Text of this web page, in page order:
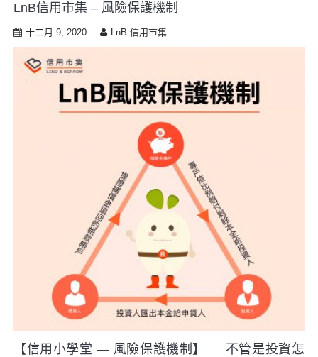
LnB信用市集 – 風險保護機制
十二月 9, 2020 LnB 信用市集
【信用小學堂 — 風險保護機制】 不管是投資怎